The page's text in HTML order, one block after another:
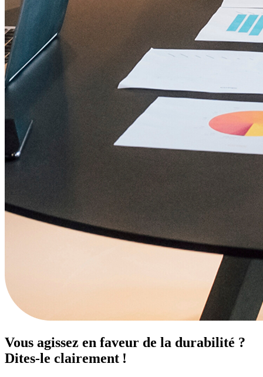
Vous agissez en faveur de la durabilité ?
Dites-le clairement !